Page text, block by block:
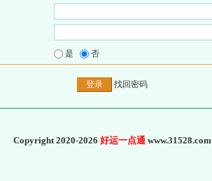
是 否
找回密码
Copyright 2020-2026 好运一点通www.31528.com